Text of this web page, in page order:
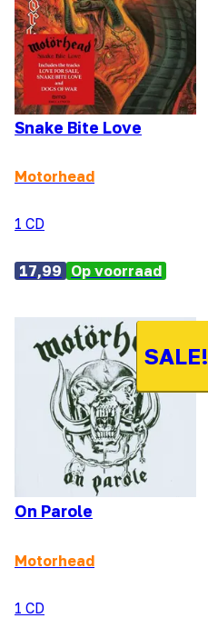
Snake Bite Love
Motorhead
1 CD
17,99 Op voorraad
SALE!
On Parole
Motorhead
1 CD